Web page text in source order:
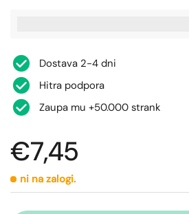
Dostava 2-4 dni
Hitra podpora
Zaupa mu +50.000 strank
€7,45
ni na zalogi.